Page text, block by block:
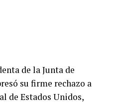
de la Junta de
su firme rechazo a
de Estados Unidos,